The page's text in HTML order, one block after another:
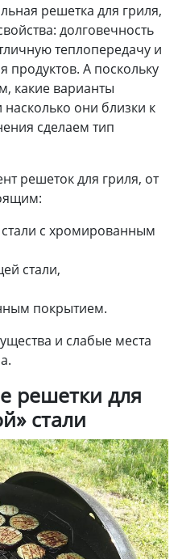
решетка для гриля,
долговечность
теплопередачу и
А поскольку
какие варианты
они близки к
сделаем тип
решеток для гриля, от
с хромированным
стали,
покрытием.
и слабые места
решетки для
стали